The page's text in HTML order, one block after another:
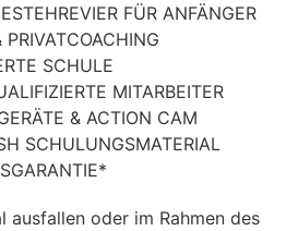
FÜR ANFÄNGER
SCHULE
MITARBEITER
& ACTION CAM
SCHULUNGSMATERIAL
ausfallen oder im Rahmen des